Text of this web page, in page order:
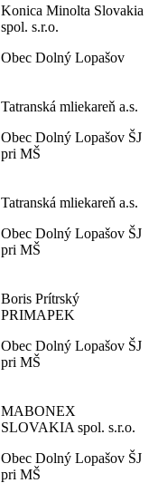
Konica Minolta Slovakia
spol. s.r.o.
Obec Dolný Lopašov
Tatranská mliekareň a.s.
Obec Dolný Lopašov ŠJ
pri MŠ
Tatranská mliekareň a.s.
Obec Dolný Lopašov ŠJ
pri MŠ
Boris Prítrský
PRIMAPEK
Obec Dolný Lopašov ŠJ
pri MŠ
MABONEX
SLOVAKIA spol. s.r.o.
Obec Dolný Lopašov ŠJ
pri MŠ